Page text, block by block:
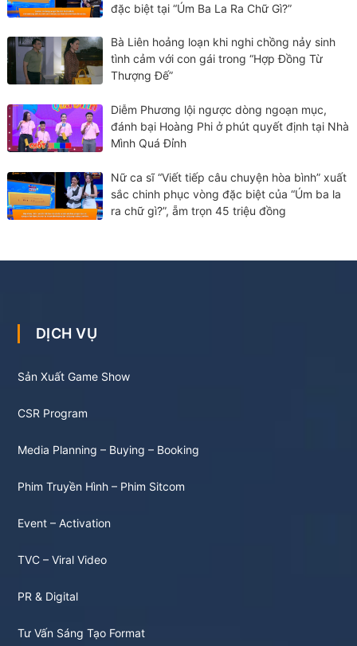
đặc biệt tại “Úm Ba La Ra Chữ Gì?”
Bà Liên hoảng loạn khi nghi chồng nảy sinh
tình cảm với con gái trong “Hợp Đồng Từ
Thượng Đế”
Diễm Phương lội ngược dòng ngoạn mục,
đánh bại Hoàng Phi ở phút quyết định tại Nhà
Mình Quá Đỉnh
Nữ ca sĩ “Viết tiếp câu chuyện hòa bình” xuất
sắc chinh phục vòng đặc biệt của “Úm ba la
ra chữ gì?”, ẵm trọn 45 triệu đồng
DỊCH VỤ
Sản Xuất Game Show
CSR Program
Media Planning – Buying – Booking
Phim Truyền Hình – Phim Sitcom
Event – Activation
TVC – Viral Video
PR & Digital
Tư Vấn Sáng Tạo Format